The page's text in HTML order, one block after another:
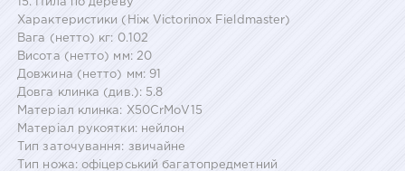
15. Пила по дереву
Характеристики (Ніж Victorinox Fieldmaster)
Вага (нетто) кг: 0.102
Висота (нетто) мм: 20
Довжина (нетто) мм: 91
Довга клинка (див.): 5.8
Матеріал клинка: X50CrMoV15
Матеріал рукоятки: нейлон
Тип заточування: звичайне
Тип ножа: офіцерський багатопредметний